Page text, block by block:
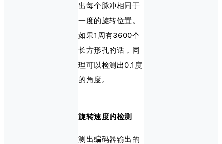
出每个脉冲相同于
一度的旋转位置。
如果1周有3600个
长方形孔的话，同
理可以检测出0.1度
的角度。
旋转速度的检测
测出编码器输出的